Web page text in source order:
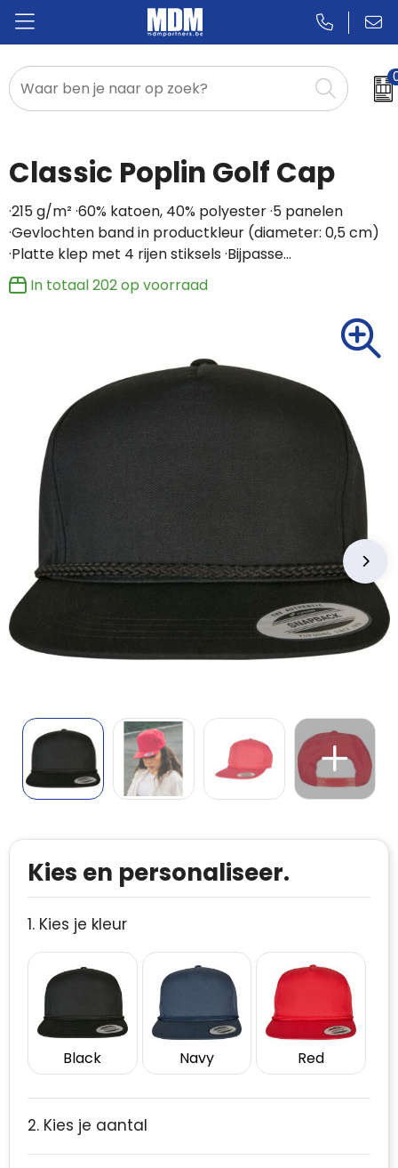
Relatiegeschenken
Sportkleding
Classic Poplin Golf Cap
·215 g/m² ·60% katoen, 40% polyester ·5 panelen
·Gevlochten band in productkleur (diameter: 0,5 cm)
·Platte klep met 4 rijen stiksels ·Bijpasse…
In totaal202op voorraad
Kies en personaliseer.
1. Kies je kleur
Black Navy Red
2. Kies je aantal